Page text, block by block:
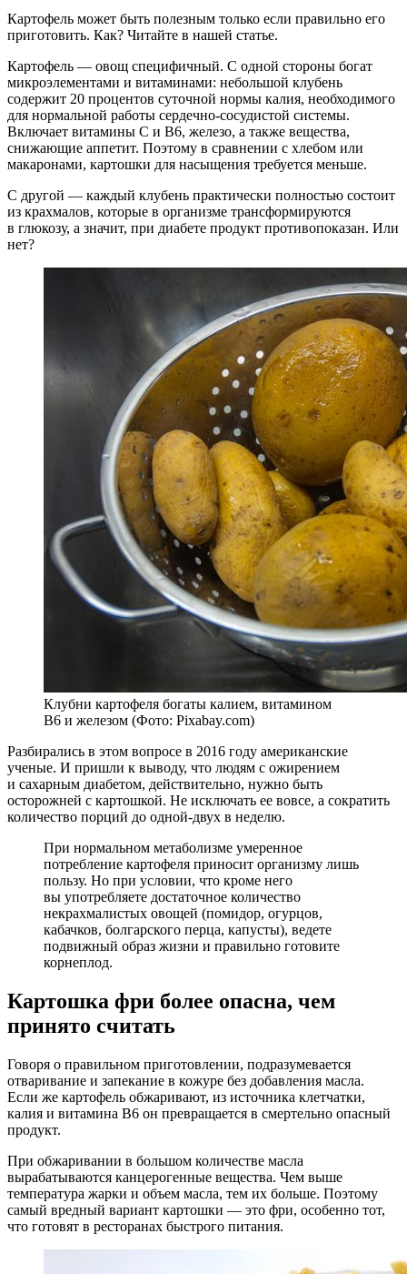
Картофель может быть полезным только если правильно его
приготовить. Как? Читайте в нашей статье.
Картофель — овощ специфичный. С одной стороны богат
микроэлементами и витаминами: небольшой клубень
содержит 20 процентов суточной нормы калия, необходимого
для нормальной работы сердечно-сосудистой системы.
Включает витамины С и В6, железо, а также вещества,
снижающие аппетит. Поэтому в сравнении с хлебом или
макаронами, картошки для насыщения требуется меньше.
С другой — каждый клубень практически полностью состоит
из крахмалов, которые в организме трансформируются
в глюкозу, а значит, при диабете продукт противопоказан. Или
нет?
Клубни картофеля богаты калием, витамином
В6 и железом (Фото: Pixabay.com)
Разбирались в этом вопросе в 2016 году американские
ученые. И пришли к выводу, что людям с ожирением
и сахарным диабетом, действительно, нужно быть
осторожней с картошкой. Не исключать ее вовсе, а сократить
количество порций до одной-двух в неделю.
При нормальном метаболизме умеренное
потребление картофеля приносит организму лишь
пользу. Но при условии, что кроме него
вы употребляете достаточное количество
некрахмалистых овощей (помидор, огурцов,
кабачков, болгарского перца, капусты), ведете
подвижный образ жизни и правильно готовите
корнеплод.
Картошка фри более опасна, чем
принято считать
Говоря о правильном приготовлении, подразумевается
отваривание и запекание в кожуре без добавления масла.
Если же картофель обжаривают, из источника клетчатки,
калия и витамина В6 он превращается в смертельно опасный
продукт.
При обжаривании в большом количестве масла
вырабатываются канцерогенные вещества. Чем выше
температура жарки и объем масла, тем их больше. Поэтому
самый вредный вариант картошки — это фри, особенно тот,
что готовят в ресторанах быстрого питания.